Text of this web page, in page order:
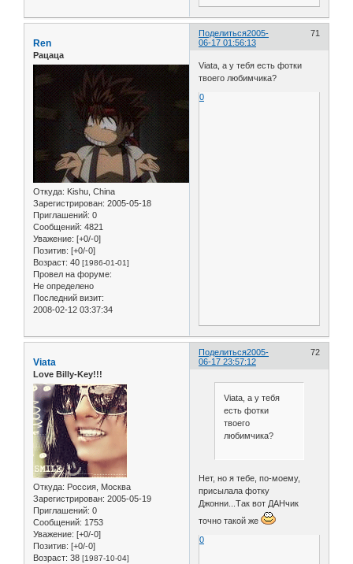
Поделиться 71
2005-
06-17 01:56:13
Ren
Рацаца
Откуда: Kishu, China
Зарегистрирован: 2005-05-18
Приглашений: 0
Сообщений: 4821
Уважение: [+0/-0]
Позитив: [+0/-0]
Возраст: 40 [1986-01-01]
Провел на форуме:
Не определено
Последний визит:
2008-02-12 03:37:34
Viata, а у тебя есть фотки
твоего любимчика?
0
Поделиться 72
2005-
06-17 23:57:12
Viata
Love Billy-Key!!!
Откуда: Россия, Москва
Зарегистрирован: 2005-05-19
Приглашений: 0
Сообщений: 1753
Уважение: [+0/-0]
Позитив: [+0/-0]
Возраст: 38 [1987-10-04]
Viata, а у тебя
есть фотки
твоего
любимчика?
Нет, но я тебе, по-моему,
присылала фотку
Джонни...Так вот ДАНчик
точно такой же
0